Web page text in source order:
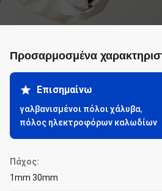
Προσαρμοσμένα
Επισημαίνω
γαλβανισμένοι πόλοι χάλυβα,
πόλος ηλεκτροφόρων καλωδίων
Πάχος:
1mm 30mm